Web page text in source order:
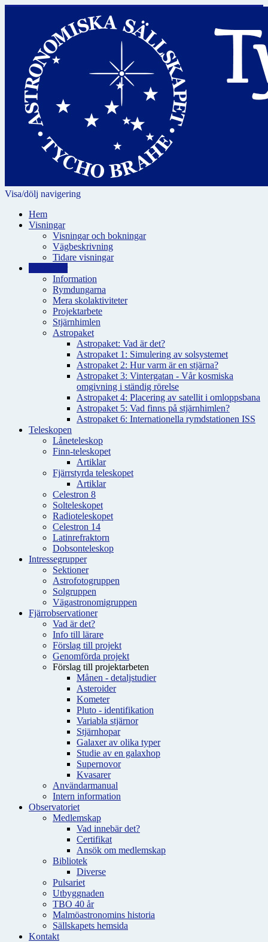
Visa/dölj navigering
Hem
Visningar
Visningar och bokningar
Vägbeskrivning
Tidare visningar
Information
Rymdungarna
Mera skolaktiviteter
Projektarbete
Stjärnhimlen
Astropaket
Astropaket: Vad är det?
Astropaket 1: Simulering av solsystemet
Astropaket 2: Hur varm är en stjärna?
Astropaket 3: Vintergatan - Vår kosmiska
omgivning i ständig rörelse
Astropaket 4: Placering av satellit i omloppsbana
Astropaket 5: Vad finns på stjärnhimlen?
Astropaket 6: Internationella rymdstationen ISS
Teleskopen
Låneteleskop
Finn-teleskopet
Artiklar
Fjärrstyrda teleskopet
Artiklar
Celestron 8
Solteleskopet
Radioteleskopet
Celestron 14
Latinrefraktorn
Dobsonteleskop
Intressegrupper
Sektioner
Astrofotogruppen
Solgruppen
Vägastronomigruppen
Fjärrobservationer
Vad är det?
Info till lärare
Förslag till projekt
Genomförda projekt
Förslag till projektarbeten
Månen - detaljstudier
Asteroider
Kometer
Pluto - identifikation
Variabla stjärnor
Stjärnhopar
Galaxer av olika typer
Studie av en galaxhop
Supernovor
Kvasarer
Användarmanual
Intern information
Observatoriet
Medlemskap
Vad innebär det?
Certifikat
Ansök om medlemskap
Bibliotek
Diverse
Pulsariet
Utbyggnaden
TBO 40 år
Malmöastronomins historia
Sällskapets hemsida
Kontakt